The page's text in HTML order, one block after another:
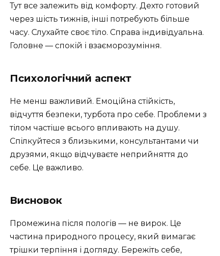
Тут все залежить від комфорту. Дехто готовий
через шість тижнів, інші потребують більше
часу. Слухайте своє тіло. Справа індивідуальна.
Головне — спокій і взаєморозуміння.
Психологічний аспект
Не менш важливий. Емоційна стійкість,
відчуття безпеки, турбота про себе. Проблеми з
тілом частіше всього впливають на душу.
Спілкуйтеся з близькими, консультантами чи
друзями, якщо відчуваєте неприйняття до
себе. Це важливо.
Висновок
Промежина після пологів — не вирок. Це
частина природного процесу, який вимагає
трішки терпіння і догляду. Бережіть себе,